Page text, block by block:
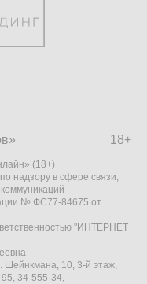
18+
(18+)
надзору в сфере связи,
№ ФС77-84675 от
"ИНТЕРНЕТ
Шейнкмана, 10, 3-й этаж,
34-555-34,